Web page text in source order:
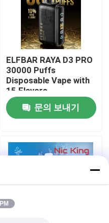
ELFBAR RAYA D3 PRO
30000 Puffs
Disposable Vape with
15 Flavors
문의 보내기